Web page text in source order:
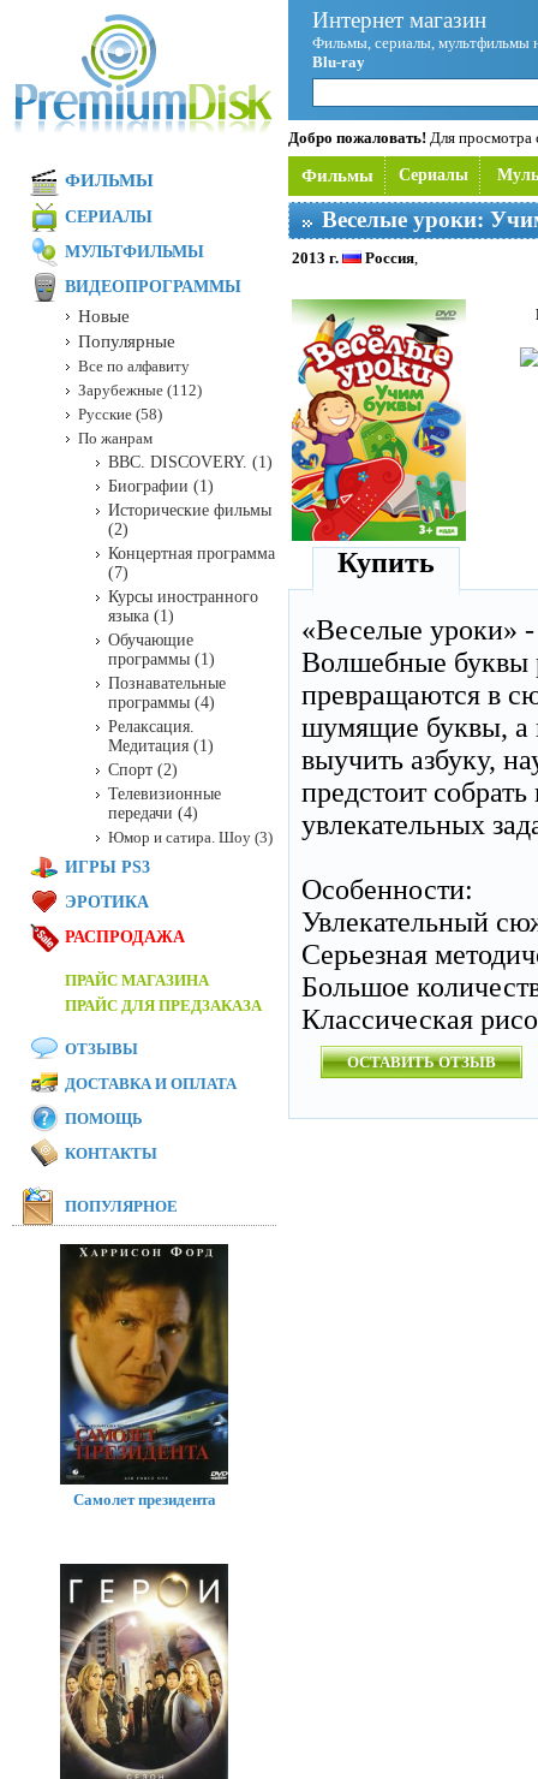
Интернет магазин
Фильмы, сериалы, мультфильмы
Blu-ray
Добро пожаловать! Для просмотра
Фильмы Сериалы
Веселые уроки:
2013 г. Россия,
Купить
«Веселые уроки»
Волшебные буквы
превращаются в
шумящие буквы, а
выучить азбуку,
предстоит
увлекательных
Особенности:
Увлекательный
Серьезная
Большое
Классическая
ОСТАВИТЬ ОТЗЫВ
ФИЛЬМЫ
СЕРИАЛЫ
МУЛЬТФИЛЬМЫ
ВИДЕОПРОГРАММЫ
Новые
Популярные
Все по алфавиту
Зарубежные (112)
Русские (58)
По жанрам
BBC. DISCOVERY. (1)
Биографии (1)
Исторические фильмы
(2)
Концертная программа
(7)
Курсы иностранного
языка (1)
Обучающие
программы (1)
Познавательные
программы (4)
Релаксация.
Медитация (1)
Спорт (2)
Телевизионные
передачи (4)
Юмор и сатира. Шоу (3)
ИГРЫ PS3
ЭРОТИКА
РАСПРОДАЖА
ПРАЙС МАГАЗИНА
ПРАЙС ДЛЯ ПРЕДЗАКАЗА
ОТЗЫВЫ
ДОСТАВКА И ОПЛАТА
ПОМОЩЬ
КОНТАКТЫ
ПОПУЛЯРНОЕ
Самолет президента